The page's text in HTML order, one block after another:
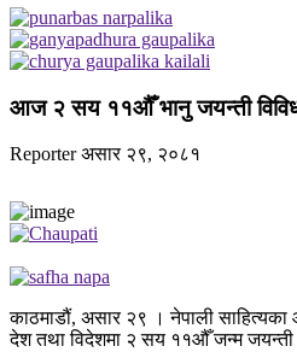
आज २ सय ११औँ भानु जयन्ती विविध
Reporterअसार २९, २०८१
काठमाडौं, असार २९ । नेपाली
देश तथा विदेशमा २ सय ११औँ जन्म जयन्ती